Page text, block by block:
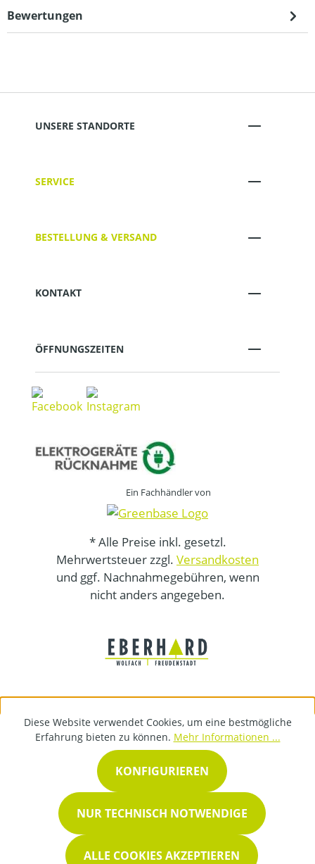
Bewertungen
UNSERE STANDORTE
SERVICE
BESTELLUNG & VERSAND
KONTAKT
ÖFFNUNGSZEITEN
Ein Fachhändler von
* Alle Preise inkl. gesetzl.
Mehrwertsteuer zzgl. Versandkosten
und ggf. Nachnahmegebühren, wenn
nicht anders angegeben.
Diese Website verwendet Cookies, um eine bestmögliche
Erfahrung bieten zu können. Mehr Informationen ...
NUR TECHNISCH NOTWENDIGE
KONFIGURIEREN
ALLE COOKIES AKZEPTIEREN